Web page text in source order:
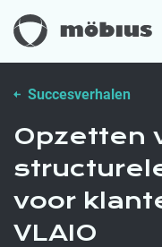
Succesverhalen
Opzetten
voor
VLAIO